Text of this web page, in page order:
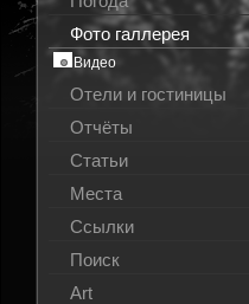
Фото галлерея
Видео
Отели и гостиницы
Отчёты
Статьи
Места
Ссылки
Поиск
Art